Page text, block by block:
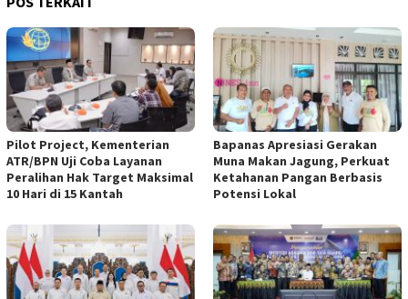
Pilot Project, Kementerian
ATR/BPN Uji Coba Layanan
Peralihan Hak Target Maksimal
10 Hari di 15 Kantah
Bapanas Apresiasi Gerakan
Muna Makan Jagung, Perkuat
Ketahanan Pangan Berbasis
Potensi Lokal